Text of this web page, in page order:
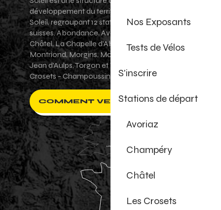
Nos Exposants
Tests de Vélos
S'inscrire
Stations de départ
Avoriaz
Champéry
Châtel
Les Crosets
développement du territoire des Portes du
Soleil, regroupant 12 stations villages franco-
suisses. Abondance, Avoriaz 1800, Champéry,
Châtel, La Chapelle d'Abondance, Les Gets,
Montriond, Morgins, Morzine-Avoriaz, Saint-
Jean d'Aulps, Torgon et Val-d'Illiez - Les
Crosets - Champoussin.
COMMENT VENIR ?